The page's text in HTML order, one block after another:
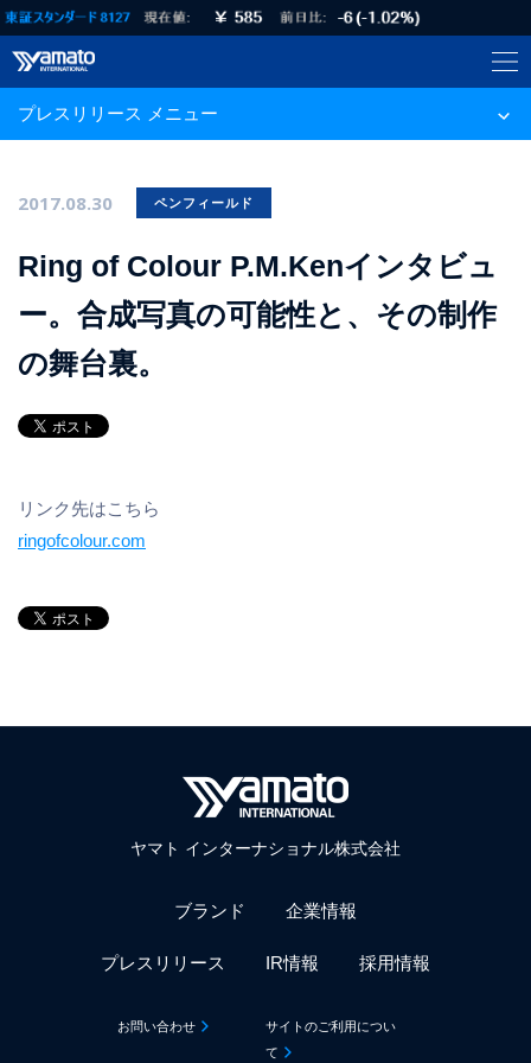
プレスリリース メニュー
2017.08.30 ペンフィールド
Ring of Colour P.M.Kenインタビュ
ー。合成写真の可能性と、その制作
の舞台裏。
リンク先はこちら
ringofcolour.com
ヤマト インターナショナル株式会社
ブランド 企業情報
プレスリリース IR情報 採用情報
お問い合わせ
サイトのご利用につい
て